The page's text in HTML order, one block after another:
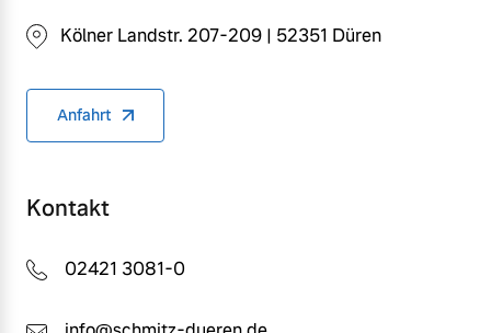
Kölner Landstr. 207-209 | 52351 Düren
Anfahrt
Kontakt
02421 3081-0